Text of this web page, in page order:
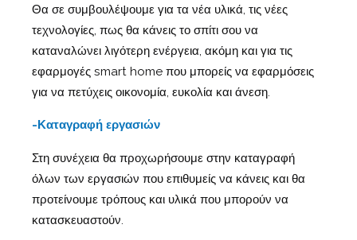
Θα σε συμβουλέψουμε για τα νέα υλικά, τις νέες
τεχνολογίες, πως θα κάνεις το σπίτι σου να
καταναλώνει λιγότερη ενέργεια, ακόμη και για τις
εφαρμογές smart home που μπορείς να εφαρμόσεις
για να πετύχεις οικονομία, ευκολία και άνεση.
-Καταγραφή εργασιών
Στη συνέχεια θα προχωρήσουμε στην καταγραφή
όλων των εργασιών που επιθυμείς να κάνεις και θα
προτείνουμε τρόπους και υλικά που μπορούν να
κατασκευαστούν.